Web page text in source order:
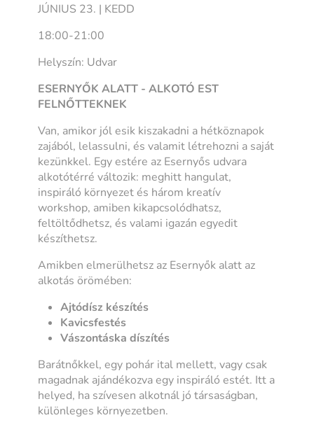
JÚNIUS 23. | KEDD
18:00-21:00
Helyszín: Udvar
ESERNYŐK ALATT - ALKOTÓ EST
FELNŐTTEKNEK
Van, amikor jól esik kiszakadni a hétköznapok
zajából, lelassulni, és valamit létrehozni a saját
kezünkkel. Egy estére az Esernyős udvara
alkotótérré változik: meghitt hangulat,
inspiráló környezet és három kreatív
workshop, amiben kikapcsolódhatsz,
feltöltődhetsz, és valami igazán egyedit
készíthetsz.
Amikben elmerülhetsz az Esernyők alatt az
alkotás örömében:
Ajtódísz készítés
Kavicsfestés
Vászontáska díszítés
Barátnőkkel, egy pohár ital mellett, vagy csak
magadnak ajándékozva egy inspiráló estét. Itt a
helyed, ha szívesen alkotnál jó társaságban,
különleges környezetben.